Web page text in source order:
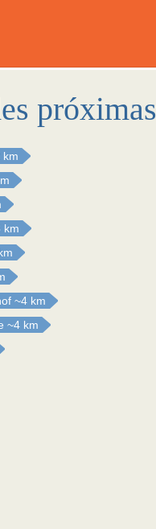
próximas
km
km
~4 km
~4 km